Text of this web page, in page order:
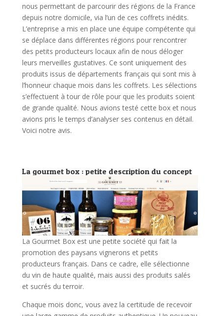
nous permettant de parcourir des régions de la France
depuis notre domicile, via l’un de ces coffrets inédits.
L’entreprise a mis en place une équipe compétente qui
se déplace dans différentes régions pour rencontrer
des petits producteurs locaux afin de nous déloger
leurs merveilles gustatives. Ce sont uniquement des
produits issus de départements français qui sont mis à
l’honneur chaque mois dans les coffrets. Les sélections
s’effectuent à tour de rôle pour que les produits soient
de grande qualité. Nous avions testé cette box et nous
avions pris le temps d’analyser ses contenus en détail.
Voici notre avis.
La gourmet box : petite description du concept
La Gourmet Box est une petite société qui fait la
promotion des paysans vignerons et petits
producteurs français. Dans ce cadre, elle sélectionne
du vin de haute qualité, mais aussi des produits salés
et sucrés du terroir.
Chaque mois donc, vous avez la certitude de recevoir